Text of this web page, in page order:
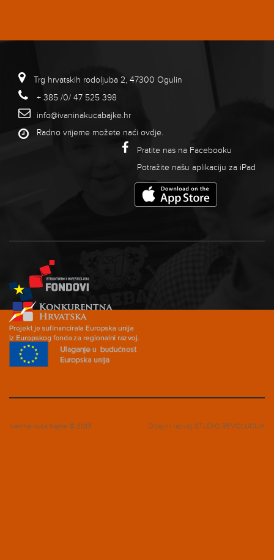
Trg hrvatskih rodoljuba 2, 47300 Ogulin
+ 385 /0/ 47 525 398
info@ivaninakucabajke.hr
Radno vrijeme možete naći ovdje.
Pratite nas na Facebooku
Potražite našu aplikaciju za iPad
Ivanina kuća bajke © 2013. Dizajn i razvoj STUDIO REVOLUCIJA